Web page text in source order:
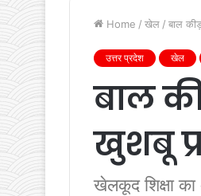
Home / खेल / बाल
उत्तर प्रदेश खेल
बाल
खुशबू
खेलकूद शिक्षा